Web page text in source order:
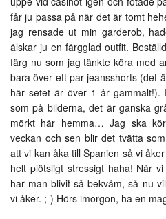
får ju passa på när det är tomt
jag rensade ut min garderob,
älskar ju en färgglad outfit.
färg nu som jag tänkte köra med
bara över ett par jeansshorts (det
här setet är över 1 år
som på bilderna, det är ganska
mörkt här hemma… Jag ska
veckan och sen blir det tvätta
att vi kan åka till Spanien så vi
helt plötsligt stressigt haha! När
har man blivit så bekväm, så nu
vi åker. ;-) Hörs imorgon, ha en